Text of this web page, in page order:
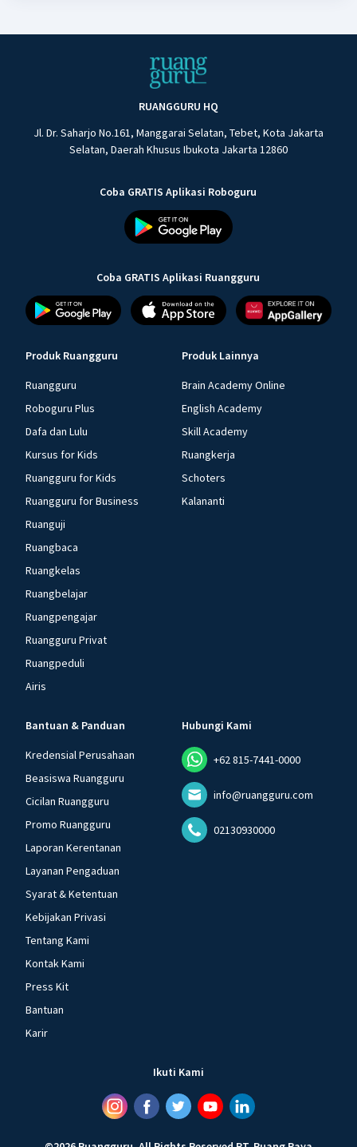
RUANGGURU HQ
Jl. Dr. Saharjo No.161, Manggarai Selatan, Tebet, Kota Jakarta
Selatan, Daerah Khusus Ibukota Jakarta 12860
Coba GRATIS Aplikasi Roboguru
Coba GRATIS Aplikasi Ruangguru
Produk Ruangguru
Ruangguru
Roboguru Plus
Dafa dan Lulu
Kursus for Kids
Ruangguru for Kids
Ruangguru for Business
Ruanguji
Ruangbaca
Ruangkelas
Ruangbelajar
Ruangpengajar
Ruangguru Privat
Ruangpeduli
Airis
Produk Lainnya
Brain Academy Online
English Academy
Skill Academy
Ruangkerja
Schoters
Kalananti
Bantuan & Panduan
Kredensial Perusahaan
Beasiswa Ruangguru
Cicilan Ruangguru
Promo Ruangguru
Laporan Kerentanan
Layanan Pengaduan
Syarat & Ketentuan
Kebijakan Privasi
Tentang Kami
Kontak Kami
Press Kit
Bantuan
Karir
Hubungi Kami
+62 815-7441-0000
info@ruangguru.com
02130930000
Ikuti Kami